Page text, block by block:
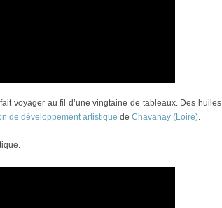
voyager au fil d’une vingtaine de tableaux. Des huiles
de développement artistique de Chavanay (Loire)